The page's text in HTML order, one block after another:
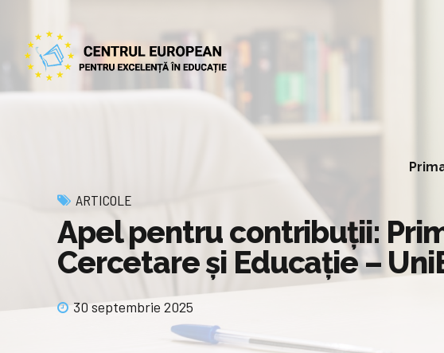
ARTICOLE
Apel pentru contribuții:
Cercetare și Educație –
30 septembrie 2025